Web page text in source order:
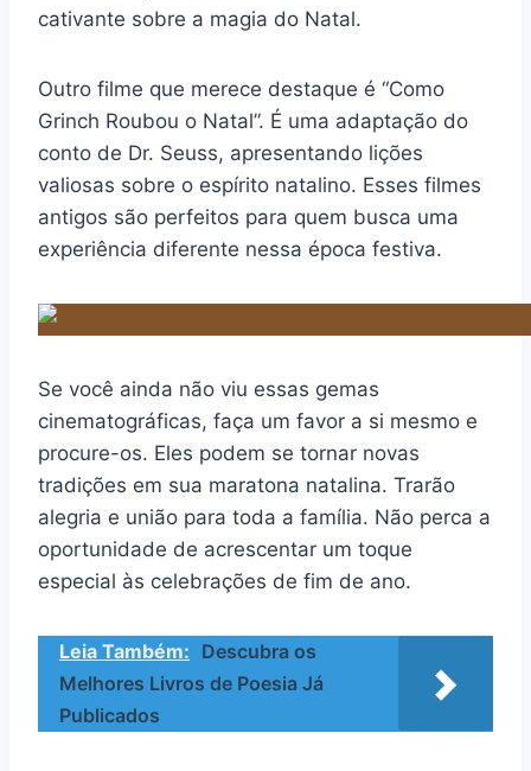
cativante sobre a magia do Natal.
Outro filme que merece destaque é “Como
Grinch Roubou o Natal”. É uma adaptação do
conto de Dr. Seuss, apresentando lições
valiosas sobre o espírito natalino. Esses filmes
antigos são perfeitos para quem busca uma
experiência diferente nessa época festiva.
Se você ainda não viu essas gemas
cinematográficas, faça um favor a si mesmo e
procure-os. Eles podem se tornar novas
tradições em sua maratona natalina. Trarão
alegria e união para toda a família. Não perca a
oportunidade de acrescentar um toque
especial às celebrações de fim de ano.
Leia Também: Descubra os
Melhores Livros de Poesia Já
Publicados